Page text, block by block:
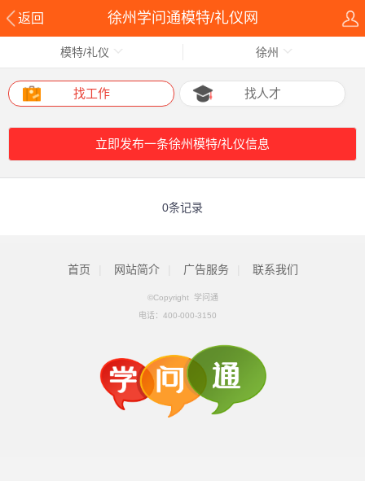
返回 徐州学问通模特/礼仪网
模特/礼仪 徐州
找工作 找人才
立即发布一条徐州模特/礼仪信息
0条记录
首页 网站简介 广告服务 联系我们
©Copyright 学问通
电话： 400-000-3150